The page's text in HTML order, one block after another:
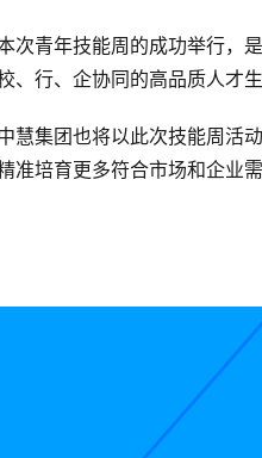
次青年技能周的成功举行，
、行、企协同的高品质人才
慧集团也将以此次技能周活
准培育更多符合市场和企业